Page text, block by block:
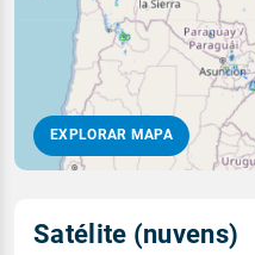
EXPLORAR MAPA
Satélite (nuvens)